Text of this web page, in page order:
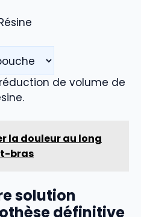
de volume de
la douleur au long
bras
solution
définitive